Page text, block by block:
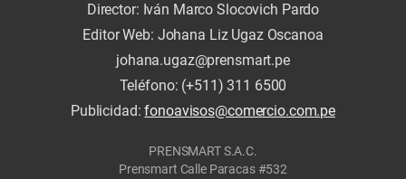
Director: Iván Marco Slocovich Pardo
Editor Web: Johana Liz Ugaz Oscanoa
johana.ugaz@prensmart.pe
Teléfono: (+511) 311 6500
Publicidad:fonoavisos@comercio.com.pe
PRENSMART S.A.C.
Prensmart Calle Paracas #532